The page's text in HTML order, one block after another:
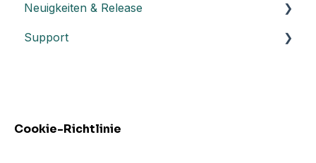
Integration mit Power BI
Neuigkeiten & Release
Release Notes
Support
Cookie-Richtlinie